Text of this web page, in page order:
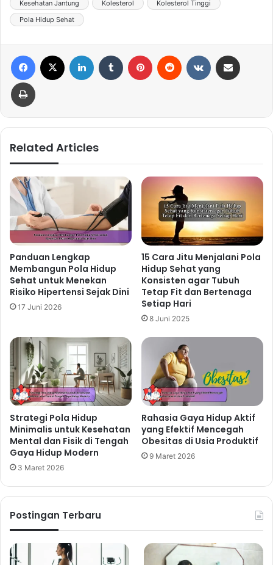
Kesehatan Jantung
Kolesterol
Kolesterol Tinggi
Pola Hidup Sehat
Related Articles
Panduan Lengkap
Membangun Pola Hidup
Sehat untuk Menekan
Risiko Hipertensi Sejak Dini
17 Juni 2026
15 Cara Jitu Menjalani Pola
Hidup Sehat yang
Konsisten agar Tubuh
Tetap Fit dan Bertenaga
Setiap Hari
8 Juni 2025
Strategi Pola Hidup
Minimalis untuk Kesehatan
Mental dan Fisik di Tengah
Gaya Hidup Modern
3 Maret 2026
Rahasia Gaya Hidup Aktif
yang Efektif Mencegah
Obesitas di Usia Produktif
9 Maret 2026
Postingan Terbaru